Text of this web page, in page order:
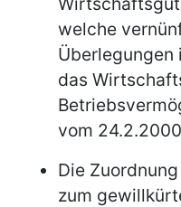
welche
Überlegungen
das
vom
Die
zum